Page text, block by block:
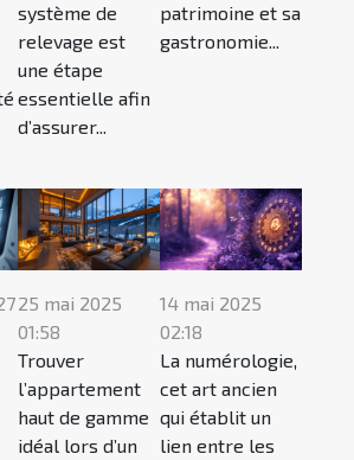
système de
relevage est
une étape
essentielle afin
d’assurer...
patrimoine et sa
gastronomie...
25 mai 2025
01:58
Trouver
l’appartement
haut de gamme
idéal lors d’un
14 mai 2025
02:18
La numérologie,
cet art ancien
qui établit un
lien entre les